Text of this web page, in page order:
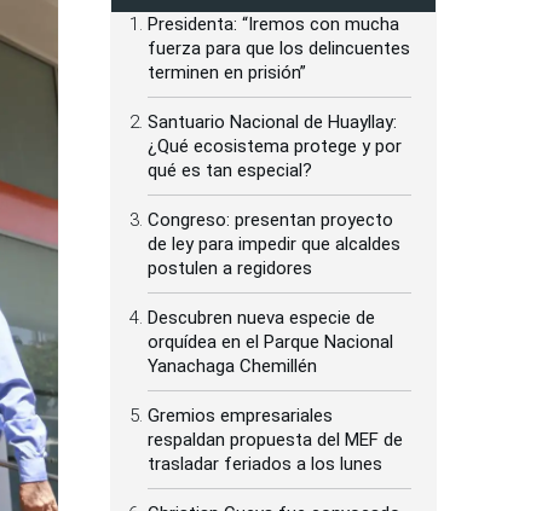
Presidenta: “Iremos con mucha
fuerza para que los delincuentes
terminen en prisión”
Santuario Nacional de Huayllay:
¿Qué ecosistema protege y por
qué es tan especial?
Congreso: presentan proyecto
de ley para impedir que alcaldes
postulen a regidores
Descubren nueva especie de
orquídea en el Parque Nacional
Yanachaga Chemillén
Gremios empresariales
respaldan propuesta del MEF de
trasladar feriados a los lunes